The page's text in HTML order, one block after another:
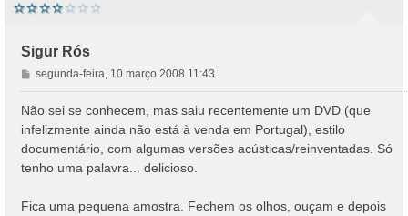
Sigur Rós
M
e
n
a
g
e
segunda-feira, 10 março 2008 11:43
Não sei se conhecem, mas saiu recentemente um DVD (que
infelizmente ainda não está à venda em Portugal), estilo
documentário, com algumas versões acústicas/reinventadas. Só
tenho uma palavra... delicioso.
Fica uma pequena amostra. Fechem os olhos, ouçam e depois